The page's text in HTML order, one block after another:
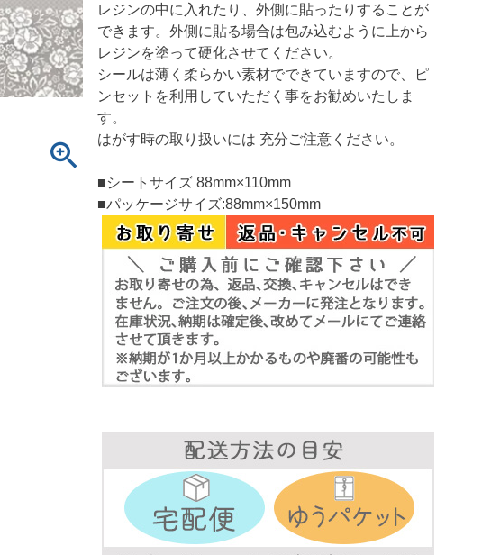
レジンの中に入れたり、外側に貼ったりすることが
できます。外側に貼る場合は包み込むように上から
レジンを塗って硬化させてください。
シールは薄く柔らかい素材でできていますので、ピ
ンセットを利用していただく事をお勧めいたしま
す。
はがす時の取り扱いには 充分ご注意ください。
■シートサイズ 88mm×110mm
■パッケージサイズ:88mm×150mm